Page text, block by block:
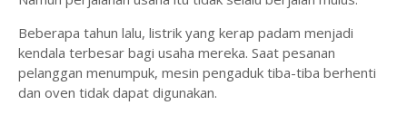
Beberapa tahun lalu, listrik yang kerap padam menjadi
kendala terbesar bagi usaha mereka. Saat pesanan
pelanggan menumpuk, mesin pengaduk tiba-tiba berhenti
dan oven tidak dapat digunakan.